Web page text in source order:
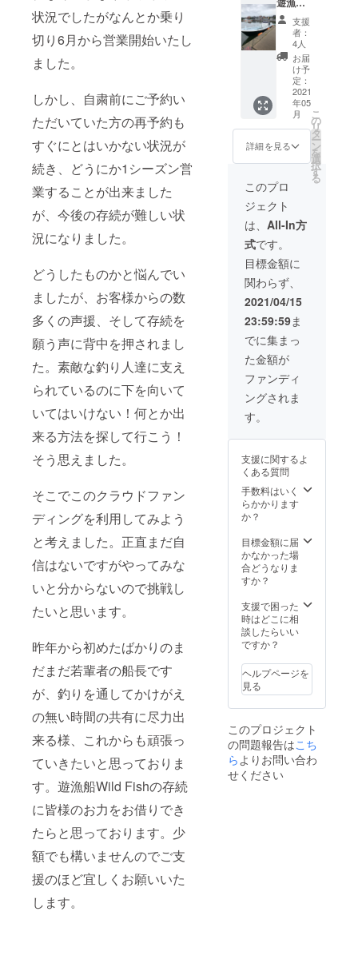
状況でしたがなんとか乗り
切り6月から営業開始いたし
ました。
しかし、自粛前にご予約い
ただいていた方の再予約も
すぐにとはいかない状況が
続き、どうにか1シーズン営
業することが出来ました
が、今後の存続が難しい状
況になりました。
どうしたものかと悩んでい
ましたが、お客様からの数
多くの声援、そして存続を
願う声に背中を押されまし
た。素敵な釣り人達に支え
られているのに下を向いて
いてはいけない！何とか出
来る方法を探して行こう！
そう思えました。
そこでこのクラウドファン
ディングを利用してみよう
と考えました。正直まだ自
信はないですがやってみな
いと分からないので挑戦し
たいと思います。
昨年から初めたばかりのま
だまだ若輩者の船長です
が、釣りを通してかけがえ
の無い時間の共有に尽力出
来る様、これからも頑張っ
ていきたいと思っておりま
す。遊漁船Wild Fishの存続
に皆様のお力をお借りでき
たらと思っております。少
額でも構いませんのでご支
援のほど宜しくお願いいた
します。
の乗合
料金
￥1,000
引きに
なるチ
ケット
を3枚提
供致し
ます。
(有効期
限:ご到
着後〜
2023年
3月31日
まで) 送
料は当
方が負
担致し
ます。
支援
者：
4人
お届
け予
定：
2021
年05
月
詳細を見る
こ
の
リ
タ
ー
ン
を
選
択
す
る
このプロ
ジェクト
は、 All-In方
式です。
目標金額に
関わらず、
2021/04/15
23:59:59ま
でに集まっ
た金額が
ファンディ
ングされま
す。
支援に関するよ
くある質問
手数料はいく
らかかります
か？
目標金額に届
かなかった場
合どうなりま
すか？
支援で困った
時はどこに相
談したらいい
ですか？
ヘルプページを
見る
このプロジェクト
の問題報告はこち
ら よりお問い合わ
せください